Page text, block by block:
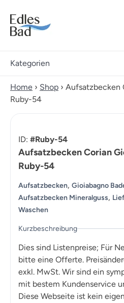
Kategorien
Home › Shop › Aufsatzbecken
Ruby-54
ID: #Ruby-54
Aufsatzbecken Corian
Ruby-54
Aufsatzbecken, Gioiabagno
Aufsatzbecken Mineralguss,
Waschen
Kurzbeschreibung
Dies sind Listenpreise; Für
bitte eine Offerte.
exkl. MwSt. Wir sind ein
mit bestem Kundenservice
Diese Webseite ist kein